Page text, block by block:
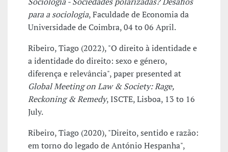
para a sociologia, Faculdade de Economia da
Universidade de Coimbra, 04 to 06 April.
Ribeiro, Tiago (2022), "O direito à identidade e
a identidade do direito: sexo e género,
diferença e relevância", paper presented at
Global Meeting on Law & Society: Rage,
Reckoning & Remedy, ISCTE, Lisboa, 13 to 16
July.
Ribeiro, Tiago (2020), "Direito, sentido e razão:
em torno do legado de António Hespanha",